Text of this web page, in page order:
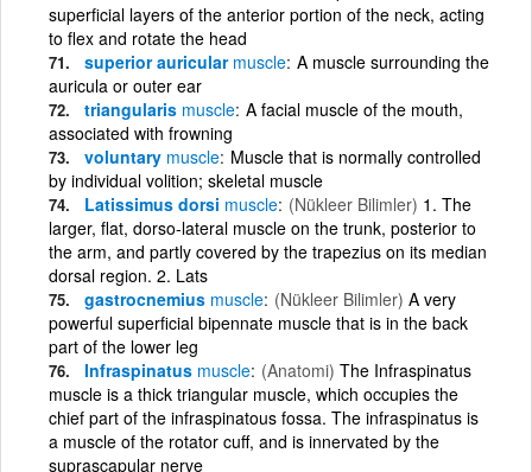
superficial layers of the anterior portion of the neck, acting
to flex and rotate the head
superior auricular muscle A muscle surrounding the
auricula or outer ear
triangularis muscle A facial muscle of the mouth,
associated with frowning
voluntary muscle Muscle that is normally controlled
by individual volition; skeletal muscle
Latissimus dorsi muscle (Nükleer Bilimler) 1. The
larger, flat, dorso-lateral muscle on the trunk, posterior to
the arm, and partly covered by the trapezius on its median
dorsal region. 2. Lats
gastrocnemius muscle (Nükleer Bilimler) A very
powerful superficial bipennate muscle that is in the back
part of the lower leg
Infraspinatus muscle (Anatomi) The Infraspinatus
muscle is a thick triangular muscle, which occupies the
chief part of the infraspinatous fossa. The infraspinatus is
a muscle of the rotator cuff, and is innervated by the
suprascapular nerve